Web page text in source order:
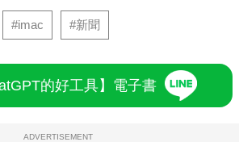
#imac #新聞
的好工具】電子書
ADVERTISEMENT